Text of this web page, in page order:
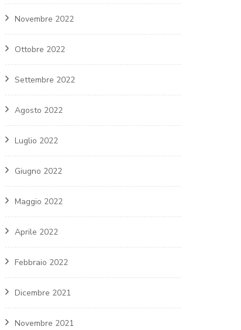
Novembre 2022
Ottobre 2022
Settembre 2022
Agosto 2022
Luglio 2022
Giugno 2022
Maggio 2022
Aprile 2022
Febbraio 2022
Dicembre 2021
Novembre 2021